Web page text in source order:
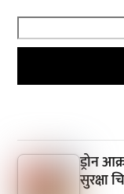
ड्रोन
सुरक्षा